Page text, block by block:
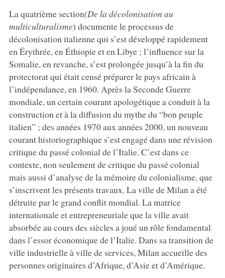
La quatrième section(De la décolonisation au
multiculturalisme) documente le processus de
décolonisation italienne qui s’est développé rapidement
en Érythrée, en Éthiopie et en Libye ; l’influence sur la
Somalie, en revanche, s’est prolongée jusqu’à la fin du
protectorat qui était censé préparer le pays africain à
l’indépendance, en 1960. Après la Seconde Guerre
mondiale, un certain courant apologétique a conduit à la
construction et à la diffusion du mythe du “bon peuple
italien” ; des années 1970 aux années 2000, un nouveau
courant historiographique s’est engagé dans une révision
critique du passé colonial de l’Italie. C’est dans ce
contexte, non seulement de critique du passé colonial
mais aussi d’analyse de la mémoire du colonialisme, que
s’inscrivent les présents travaux. La ville de Milan a été
détruite par le grand conflit mondial. La matrice
internationale et entrepreneuriale que la ville avait
absorbée au cours des siècles a joué un rôle fondamental
dans l’essor économique de l’Italie. Dans sa transition de
ville industrielle à ville de services, Milan accueille des
personnes originaires d’Afrique, d’Asie et d’Amérique.